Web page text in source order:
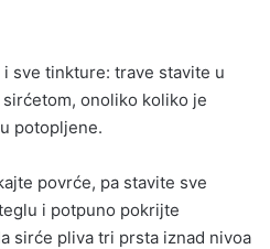
sve tinkture: trave stavite u
onoliko koliko je
potopljene.
povrće, pa stavite sve
i potpuno pokrijte
sirće pliva tri prsta iznad nivoa